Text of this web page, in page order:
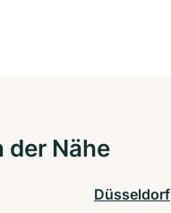
der Nähe
Düsseldorf